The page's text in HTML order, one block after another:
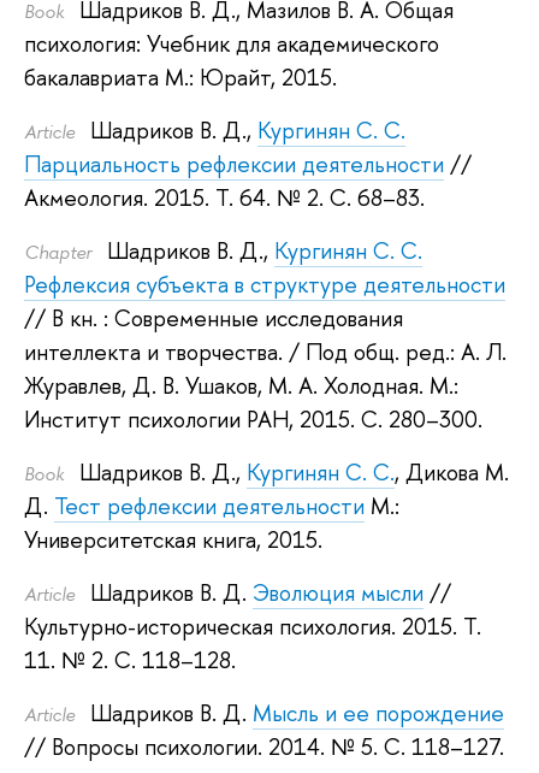
Book Шадриков В. Д., Мазилов В. А. Общая
психология: Учебник для академического
бакалавриата М.: Юрайт, 2015.
Article Шадриков В. Д., Кургинян С. С.
Парциальность рефлексии деятельности //
Акмеология. 2015. Т. 64. № 2. С. 68–83.
Сhapter Шадриков В. Д., Кургинян С. С.
Рефлексия субъекта в структуре деятельности
// В кн. : Современные исследования
интеллекта и творчества. / Под общ. ред.: А. Л.
Журавлев, Д. В. Ушаков, М. А. Холодная. М.:
Институт психологии РАН, 2015. С. 280–300.
Book Шадриков В. Д., Кургинян С. С., Дикова М.
Д. Тест рефлексии деятельности М.:
Университетская книга, 2015.
Article Шадриков В. Д. Эволюция мысли //
Культурно-историческая психология. 2015. Т.
11. № 2. С. 118–128.
Article Шадриков В. Д. Мысль и ее порождение
// Вопросы психологии. 2014. № 5. С. 118–127.